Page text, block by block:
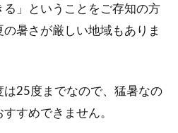
る」ということをご存知の方
暑さが厳しい地域もありま
25度までなので、猛暑なの
すめできません。